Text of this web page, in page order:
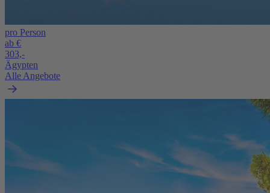
pro Person
ab €
303,-
Ägypten
Alle Angebote